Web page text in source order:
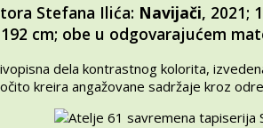
Stefana Ilića: Navijači, 2021;
192 cm; obe u odgovarajućem
dela kontrastnog kolorita,
kreira angažovane sadržaje kroz